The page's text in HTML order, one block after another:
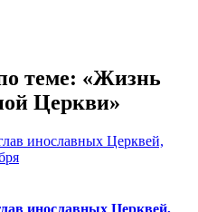
теме: «Жизнь
Церкви»